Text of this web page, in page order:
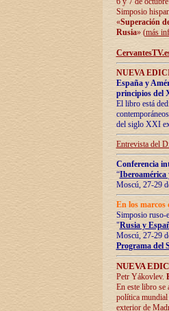
Simposio
«Superación
Rusia» (más
NUEVA
España y
principios del
El libro está
del siglo XXI
Entrevista del
Conferencia
“Iberoamérica
Moscú, 27-29
En los marcos
Simposio ruso-
"Rusia y
Moscú, 27-29
Programa del
NUEVA
Petr Yákovlev.
En este libro se
política mundial
exterior de